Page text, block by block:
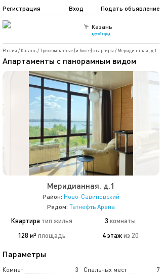
Казань
другой город
Подать объявление
Регистрация Вход
Россия / Казань/Трехкомнатные (и более) квартиры / Меридианная, д.1
Апартаменты с панорамным видом
Меридианная, д.1
Район: Ново-Савиновский
Рядом: Татнефть Арена
Квартира тип жилья 3 комнаты
128 м² площадь 4 этаж из 20
Параметры
Комнат 3 Спальных мест
7